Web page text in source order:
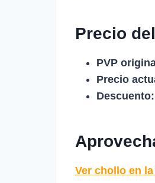
Precio
PVP
Precio
Descuento:
Ver chollo en